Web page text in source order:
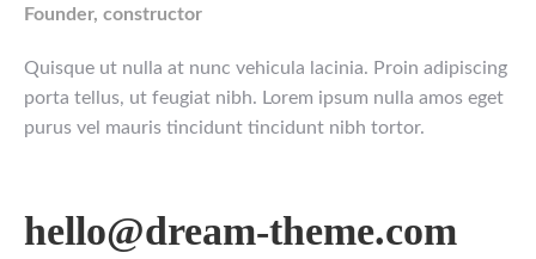
Founder, constructor
Quisque ut nulla at nunc vehicula lacinia. Proin adipiscing
porta tellus, ut feugiat nibh. Lorem ipsum nulla amos eget
purus vel mauris tincidunt tincidunt nibh tortor.
hello@dream-theme.com